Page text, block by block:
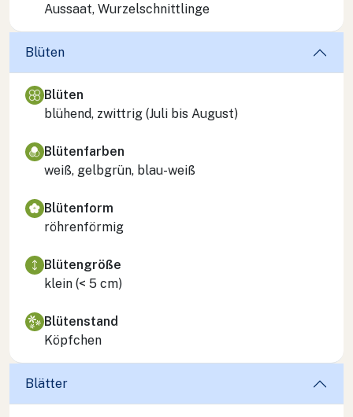
Aussaat, Wurzelschnittlinge
Blüten
Blüten
blühend, zwittrig (Juli bis August)
Blütenfarben
weiß, gelbgrün, blau-weiß
Blütenform
röhrenförmig
Blütengröße
klein (< 5 cm)
Blütenstand
Köpfchen
Blätter